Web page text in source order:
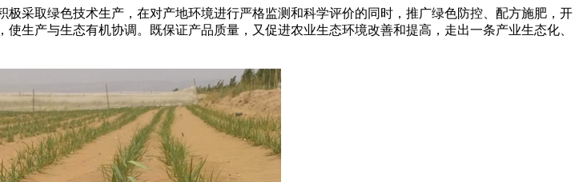
极采取绿色技术生产，在对产地环境进行严格监测和科学评价的同时，推广绿色防控、配方施肥，开
生产与生态有机协调。既保证产品质量，又促进农业生态环境改善和提高，走出一条产业生态化、